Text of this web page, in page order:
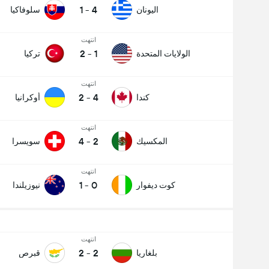
اليونان 4
-
1 سلوفاكيا
الولايات المتحدة
انتهت
1
-
2 تركيا
كندا
انتهت
4
-
2 أوكرانيا
المكسيك
انتهت
2
-
4 سويسرا
كوت ديفوار
انتهت
0
-
1 نيوزيلندا
بلغاريا
انتهت
2
-
2 قبرص